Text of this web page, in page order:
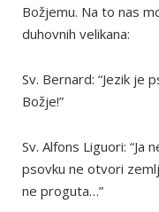
Božjemu. Na to nas
duhovnih velikana:
Sv. Bernard: “Jezik je
Božje!”
Sv. Alfons Liguori: “Ja
psovku ne otvori
ne proguta…”